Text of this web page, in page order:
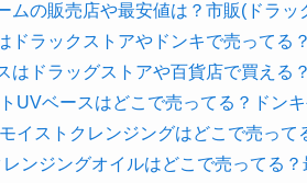
ムの販売店や最安値は？市販(ドラッ
ドラックストアやドンキで売ってる
はドラッグストアや百貨店で買える
UVベースはどこで売ってる？ドン
イストクレンジングはどこで売っ
ンジングオイルはどこで売ってる？